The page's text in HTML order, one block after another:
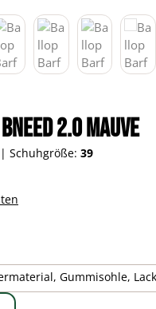
2.0 mauve
| Schuhgröße: 39